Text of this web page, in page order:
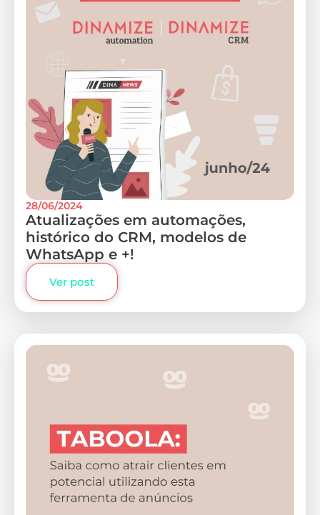
28/06/2024
Atualizações em automações,
histórico do CRM, modelos de
WhatsApp e +!
Ver post